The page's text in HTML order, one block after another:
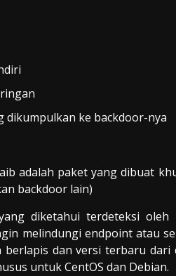
dikumpulkan ke backdoor-nya
adalah paket yang dibuat
backdoor lain)
diketahui terdeteksi oleh
melindungi endpoint atau
dan versi terbaru
untuk CentOS dan Debian.